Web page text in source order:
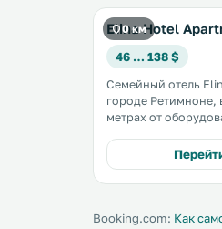
0 км
Elina Hotel
46 … 138 $
Семейный отель
городе Ретимноне,
метрах от
заняться
водного спорта. .
Booking.com: Как